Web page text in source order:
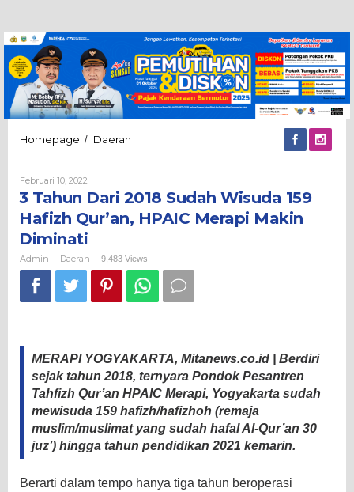
Homepage / Daerah
Sudah
159
HPAIC
Merapi
Makin
Februari 10, 2022
3 Tahun Dari 2018 Sudah Wisuda 159
Hafizh Qur’an, HPAIC Merapi Makin
Diminati
Admin - Daerah - 9,483 Views
MERAPI YOGYAKARTA, Mitanews.co.id | Berdiri
sejak tahun 2018, ternyara Pondok Pesantren
Tahfizh Qur’an HPAIC Merapi, Yogyakarta sudah
mewisuda 159 hafizh/hafizhoh (remaja
muslim/muslimat yang sudah hafal Al-Qur’an 30
juz’) hingga tahun pendidikan 2021 kemarin.
Berarti dalam tempo hanya tiga tahun beroperasi